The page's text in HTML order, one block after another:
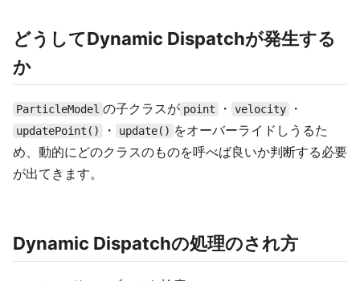
どうしてDynamic Dispatchが発生する
か
ParticleModel の子クラスが point ・ velocity ・
updatePoint() ・ update() をオーバーライドしうるた
め、動的にどのクラスのものを呼べば良いか判断する必要
が出てきます。
Dynamic Dispatchの処理のされ方